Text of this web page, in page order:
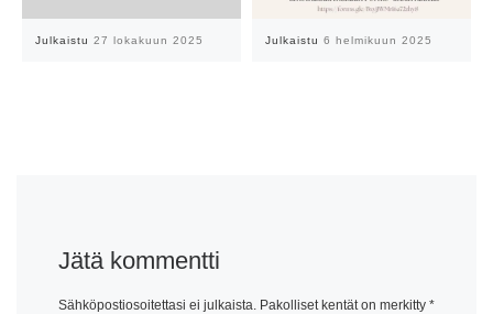
Julkaistu 27 lokakuun 2025 Julkaistu 6 helmikuun 2025
Jätä kommentti
Sähköpostiosoitettasi ei julkaista. Pakolliset kentät on merkitty *